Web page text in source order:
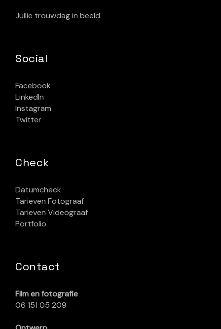
Jullie trouwdag in beeld.
Social
Facebook
LinkedIn
Instagram
Twitter
Check
Datumcheck
Tarieven Fotograaf
Tarieven Videograaf
Portfolio
Contact
Film en fotografie
06 151 05 209